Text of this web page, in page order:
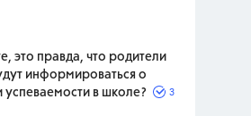
это правда, что родители
информироваться о
успеваемости в школе?
3